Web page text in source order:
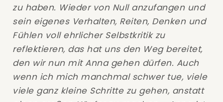
zu haben. Wieder von Null anzufangen und
sein eigenes Verhalten, Reiten, Denken und
Fühlen voll ehrlicher Selbstkritik zu
reflektieren, das hat uns den Weg bereitet,
den wir nun mit Anna gehen dürfen. Auch
wenn ich mich manchmal schwer tue, viele
viele ganz kleine Schritte zu gehen, anstatt